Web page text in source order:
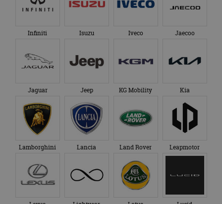
Infiniti Isuzu Iveco Jaecoo
Jaguar Jeep KG Mobility Kia
Lamborghini Lancia Land Rover Leapmotor